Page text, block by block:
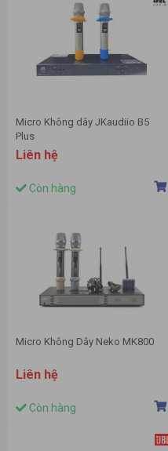
Micro Không dây JKaudiio B5
Plus
Liên hệ
Còn hàng
Micro Không Dây Neko MK800
Liên hệ
Còn hàng